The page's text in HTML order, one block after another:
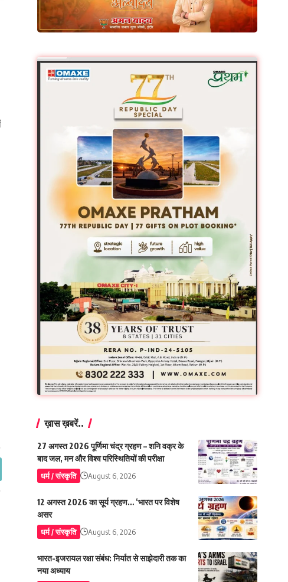
ख़ास ख़बरें..
27 अगस्त 2026 पूर्णिमा चंद्र ग्रहण – शनि वक्र के
बाद जल, मन और विश्व परिस्थितियों की परीक्षा
धर्म / संस्कृति August 6, 2026
12 अगस्त 2026 का सूर्य ग्रहण… ‘भारत पर विशेष
असर
धर्म / संस्कृति August 6, 2026
भारत-इजरायल रक्षा संबंध: निर्यात से साझेदारी तक का
नया अध्याय